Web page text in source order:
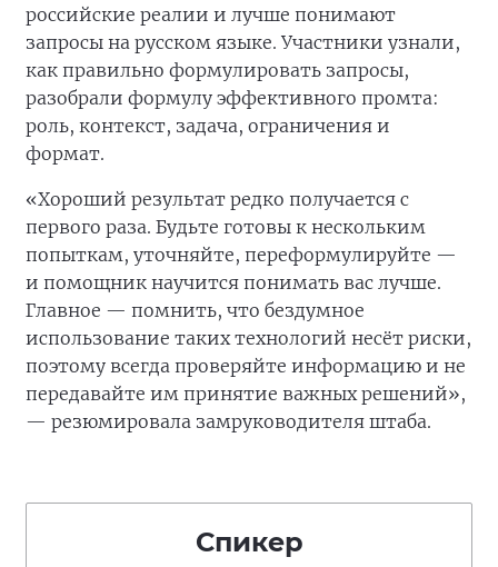
российские реалии и лучше понимают
запросы на русском языке. Участники узнали,
как правильно формулировать запросы,
разобрали формулу эффективного промта:
роль, контекст, задача, ограничения и
формат.
«Хороший результат редко получается с
первого раза. Будьте готовы к нескольким
попыткам, уточняйте, переформулируйте —
и помощник научится понимать вас лучше.
Главное — помнить, что бездумное
использование таких технологий несёт риски,
поэтому всегда проверяйте информацию и не
передавайте им принятие важных решений»,
— резюмировала замруководителя штаба.
Спикер